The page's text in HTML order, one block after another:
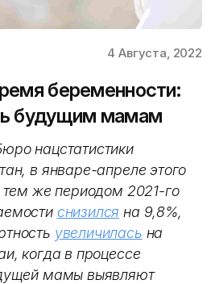
4 Августа, 2022
беременности:
будущим мамам
нацстатистики
в январе-апреле этого
тем же периодом 2021-го
снизился на 9,8%,
увеличилась на
когда в процессе
мамы выявляют